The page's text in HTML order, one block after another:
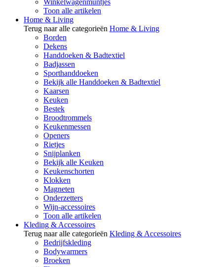
Winkelwagenmuntjes
Toon alle artikelen
Home & Living
Terug naar alle categorieën Home & Living
Borden
Dekens
Handdoeken & Badtextiel
Badjassen
Sporthanddoeken
Bekijk alle Handdoeken & Badtextiel
Kaarsen
Keuken
Bestek
Broodtrommels
Keukenmessen
Openers
Rietjes
Snijplanken
Bekijk alle Keuken
Keukenschorten
Klokken
Magneten
Onderzetters
Wijn-accessoires
Toon alle artikelen
Kleding & Accessoires
Terug naar alle categorieën Kleding & Accessoires
Bedrijfskleding
Bodywarmers
Broeken